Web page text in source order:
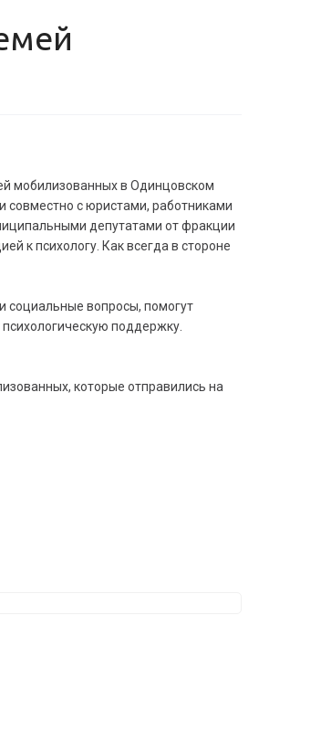
мобилизованных в Одинцовском
совместно с юристами, работниками
депутатами от фракции
к психологу. Как всегда в стороне
социальные вопросы, помогут
поддержку.
которые отправились на